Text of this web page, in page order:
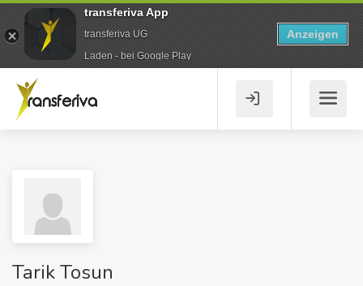
Tarik Tosun
transferiva App
transferiva UG
Laden - bei Google Play
Anzeigen